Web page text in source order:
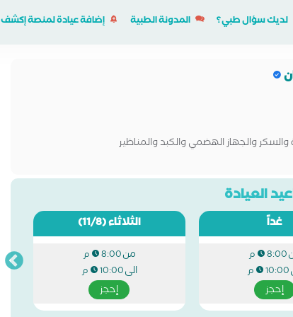
لديك سؤال طبي؟ المدونة الطبية إضافة عيادة لمنصة إكشف
والجهاز الهضمي والكبد والمناظير
العيادة
غداً
8:00 م
10:00 م
إحجز
الثلاثاء(11/8)
من8:00 م
الى10:00 م
إحجز